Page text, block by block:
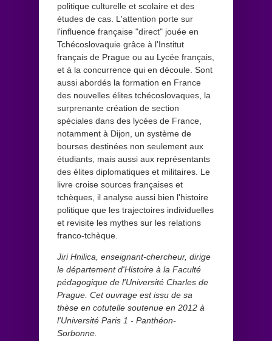
politique culturelle et scolaire et des
études de cas. L'attention porte sur
l'influence française "direct" jouée en
Tchécoslovaquie grâce à l'Institut
français de Prague ou au Lycée français,
et à la concurrence qui en découle. Sont
aussi abordés la formation en France
des nouvelles élites tchécoslovaques, la
surprenante création de section
spéciales dans des lycées de France,
notamment à Dijon, un système de
bourses destinées non seulement aux
étudiants, mais aussi aux représentants
des élites diplomatiques et militaires. Le
livre croise sources françaises et
tchèques, il analyse aussi bien l'histoire
politique que les trajectoires individuelles
et revisite les mythes sur les relations
franco-tchèque.
Jiri Hnilica, enseignant-chercheur, dirige
le département d'Histoire à la Faculté
pédagogique de l'Université Charles de
Prague. Cet ouvrage est issu de sa
thèse en cotutelle soutenue en 2012 à
l'Université Paris 1 - Panthéon-
Sorbonne.